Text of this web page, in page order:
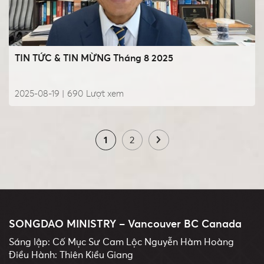
TIN TỨC & TIN MỪNG Tháng 8 2025
2025-08-19 | Lượt xem
690
1 2
SONGDAO MINISTRY – Vancouver BC Canada
Sáng lập: Cố Mục Sư Cam Lộc Nguyễn Hàm Hoàng
Điều Hành: Thiên Kiều Giang